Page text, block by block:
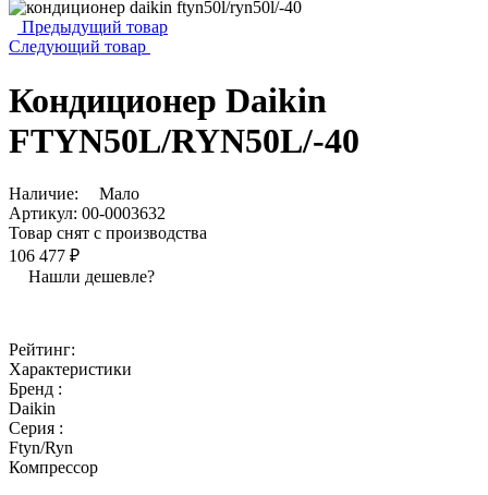
Предыдущий товар
Следующий товар
Кондиционер Daikin
FTYN50L/RYN50L/-40
Наличие:
Мало
Артикул: 00-0003632
Товар снят с производства
106 477 ₽
Нашли дешевле?
Рейтинг:
Характеристики
Бренд :
Daikin
Серия :
Ftyn/Ryn
Компрессор